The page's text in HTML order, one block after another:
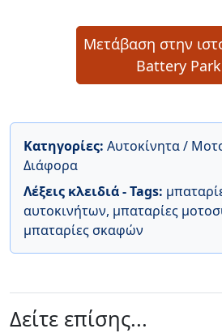
Μετάβαση στην
Battery Park
Κατηγορίες: Αυτοκίνητα /
Διάφορα
Λέξεις κλειδιά - Tags:
αυτοκινήτων, μπαταρίες
μπαταρίες σκαφών
Δείτε επίσης...